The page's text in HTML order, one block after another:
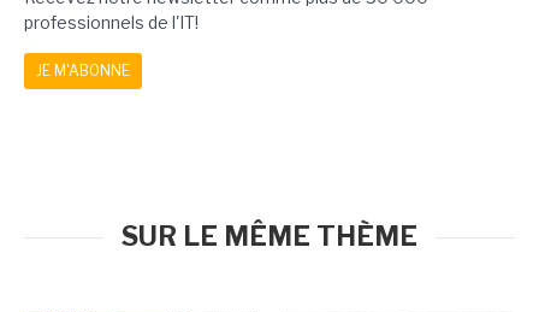
professionnels de l'IT!
JE M'ABONNE
SUR LE MÊME THÈME